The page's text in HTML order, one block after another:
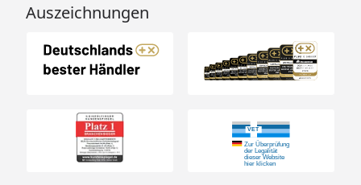
Auszeichnungen